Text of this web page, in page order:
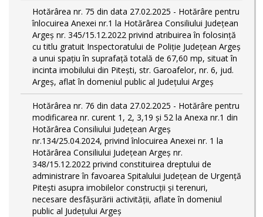
Hotărârea nr. 75 din data 27.02.2025 - Hotărâre pentru
înlocuirea Anexei nr.1 la Hotărârea Consiliului Județean
Argeș nr. 345/15.12.2022 privind atribuirea în folosință
cu titlu gratuit Inspectoratului de Poliție Județean Argeș
a unui spațiu în suprafață totală de 67,60 mp, situat în
incinta imobilului din Pitești, str. Garoafelor, nr. 6, jud.
Argeș, aflat în domeniul public al Județului Argeș
Hotărârea nr. 76 din data 27.02.2025 - Hotărâre pentru
modificarea nr. curent 1, 2, 3,19 și 52 la Anexa nr.1 din
Hotărârea Consiliului Județean Argeș
nr.134/25.04.2024, privind înlocuirea Anexei nr. 1 la
Hotărârea Consiliului Județean Argeș nr.
348/15.12.2022 privind constituirea dreptului de
administrare în favoarea Spitalului Județean de Urgență
Pitești asupra imobilelor construcții și terenuri,
necesare desfășurării activității, aflate în domeniul
public al Județului Argeș